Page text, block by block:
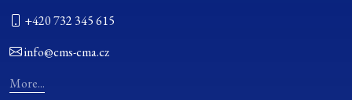
+420 732 345 615
info@cms-cma.cz
More...